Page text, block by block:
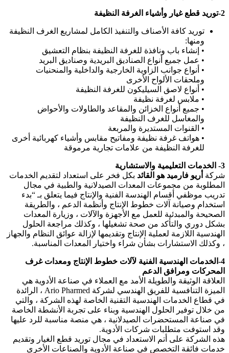
2-توريد قطع غيار وأشياء الغرفة النظيفة
توريد كافة الأصناف والتنفيذ الكامل لمشاريع الغرف النظيفة
ومنها:
• إنشاء باب ونافذة للغرفة النظيفة بنظام التعشيق
• عمل جميع أنواع الصناديق البريدية وصناديق البريد
• أنواع جوانب الزاوية الخارجية والداخلية والمنحنيات
وملحقات الألواح الأخرى
• أنواع لاصق السيليكون للغرفة النظيفة
• ملابس لغرفة نظيفة
• جميع أنواع الخزائن والمقاعد والطاولات والأحواض
والمغاسل للغرف النظيفة
• القنوات المستديرة والمربعة
• هواتف غرفة نظيفة ومفاتيح مقابس وأشياء كهربائية أخرى
للغرفة النظيفة من علامات تجارية مرموقة
3- الخدمات التعليمية والاستشارية
شركة أريو فارميد هو القائد بكل فخر على استعداد لتقديم الخدمات
المطلوبة من مجموعات المعدات الصيدلانية والطبية في مجال
تدريب موظفي أقسام الهندسة الفنية والإنتاج فيما يتعلق بـ “بدء
استخدام وصيانة آلات خطوط الإنتاج وأنظمة الدعم ، والطريقة
الصحيحة والمبدئية للعمل مع الأجهزة والآلات ، وزيارة المعدات
بشكل دوري والتأكد من صحة تشغيلها ، وكذلك مراجعة الحلول
الهندسية اللازمة لعملية الإنتاج وتقديمها لإزالة عوائق النظام والجهاز
، وكذلك الاستشارات بشأن شراء واختيار المعدات المناسبة.
4-الخدمات الهندسية الفنية لآلات خطوط الإنتاج ومعدات غرف
المحركات ومرافق الدعم
العلاقة الوثيقة والطويلة الأمد مع العملاء في صناعة الأدوية هي
الميزة التنافسية للفريق الهندسي لشركة Ario Pharmed ، الرائدة
في قطاع الخدمات الهندسية التقنية الخاصة لهذه الشركة ، والتي
من خلال توفير الحلول الهندسية وبناء على تجربة الأنشطة الخاصة
في صناعة المستحضرات الصيدلانية ، هي منصة مناسبة للرد عليها
وقد استوفت متطلبات شركات الأدوية.
هذه الشركة على أتم الاستعداد في مجال توريد قطع الغيار وتقديم
خدمات فائقة التخصص في صناعة الأدوية والصناعات الأخرى